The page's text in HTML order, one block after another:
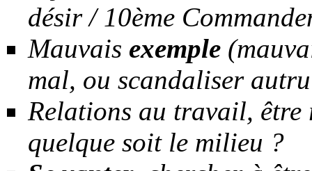
désir / 10ème
Mauvais exemple
mal, ou scandaliser
Relations au travail, être
quelque soit le milieu ?